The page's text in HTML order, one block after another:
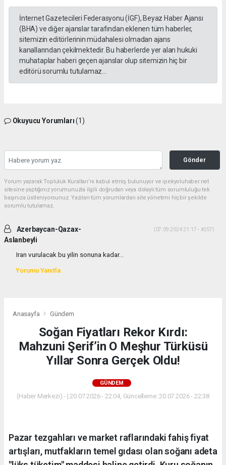
İnternet Gazetecileri Federasyonu (İGF), Beyaz Haber Ajansı
(BHA) ve diğer ajanslar tarafından eklenen tüm haberler,
sitemizin editörlerinin müdahalesi olmadan ajans
kanallarından çekilmektedir. Bu haberlerde yer alan hukuki
muhataplar haberi geçen ajanslar olup sitemizin hiç bir
editörü sorumlu tutulamaz...
Okuyucu Yorumları(1)
Gönder
Yorum yazarak Topluluk Kuralları’nı kabul etmiş bulunuyor ve ipekyoluhaber.net
sitesine yaptığınız yorumunuzla ilgili doğrudan veya dolaylı tüm sorumluluğu tek
başınıza üstleniyorsunuz. Yazılan tüm yorumlardan site yönetimi hiçbir şekilde
sorumlu tutulamaz.
Azerbaycan-Qazax-
Aslanbeyli
(07.09.2024 21:17 - #257)
Iran vurulacak bu yilin sonuna kadar...
Yorumu Yanıtla
Anasayfa Gündem
Soğan Fiyatları Rekor Kırdı:
Mahzuni Şerif’in O Meşhur Türküsü
Yıllar Sonra Gerçek Oldu!
GÜNDEM
(Haber Merkezi) - | 20.07.2026 - 22:04, Güncelleme: 20.07.2026 - 22:38
Pazar tezgahları ve market raflarındaki fahiş fiyat
artışları, mutfakların temel gıdası olan soğanı adeta